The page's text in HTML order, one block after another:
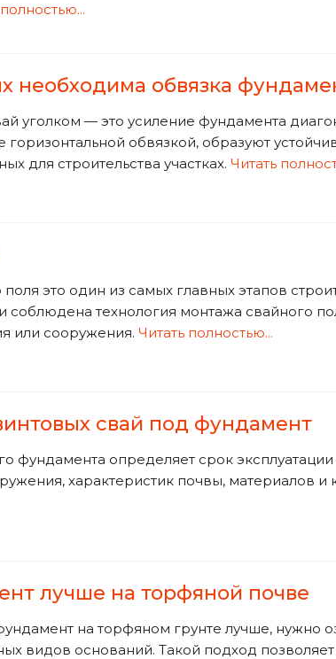
необходима обвязка
уголком — это усиление фундамента
обвязкой, образуют
для строительства участках. Читать
это один из самых главных этапов
технология монтажа свайного
или сооружения. Читать полностью...
свай под фундамент
фундамента определяет срок
характеристик почвы, материалов и
лучше на торфяной почве
на торфяном грунте лучше, нужно
видов оснований. Такой подход